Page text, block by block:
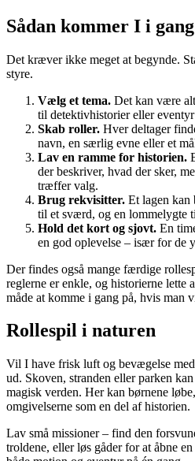
Sådan kommer I i gang
Det kræver ikke meget at begynde.
styre.
Vælg et tema. Det kan være
til detektivhistorier eller
Skab roller. Hver deltager
navn, en særlig evne eller et
Lav en ramme for historien.
der beskriver, hvad der sker,
træffer valg.
Brug rekvisitter. Et lagen kan
til et sværd, og en lommelygte
Hold det kort og sjovt. En
en god oplevelse – især for de
Der findes også mange færdige
reglerne er enkle, og historierne lette
måde at komme i gang på, hvis man
Rollespil i naturen
Vil I have frisk luft og bevægelse
ud. Skoven, stranden eller parken
magisk verden. Her kan børnene
omgivelserne som en del af historien.
Lav små missioner – find den
troldene, eller løs gåder for at åbne